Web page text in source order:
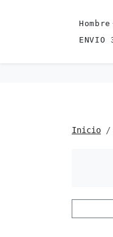
Hombre
ENVIO
Inicio